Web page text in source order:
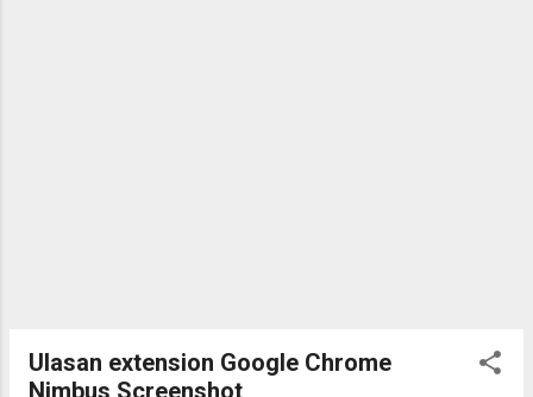
Ulasan extension Google Chrome
Nimbus Screenshot